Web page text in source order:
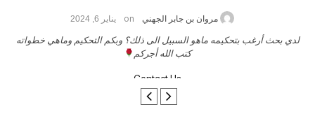
حامد الزريقي on يناير 25, 2026
السلام عليكم ورحمة الله وبركاتة أرغب بنشر كتابي معكم